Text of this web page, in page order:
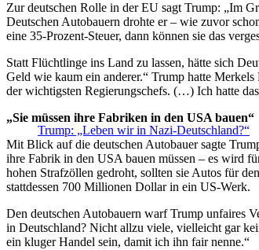
Zur deutschen Rolle in der EU sagt Trump: „Im
Deutschen Autobauern drohte er – wie zuvor
eine 35-Prozent-Steuer, dann können sie das
Statt Flüchtlinge ins Land zu lassen, hätte sich
Geld wie kaum ein anderer.“ Trump hatte
der wichtigsten Regierungschefs. (…) Ich hatte
Trump: „Leben wir in Nazi-Deutschland?“
„Sie müssen ihre Fabriken in den USA bauen“
Mit Blick auf die deutschen Autobauer sagte
ihre Fabrik in den USA bauen müssen – es wird
hohen Strafzöllen gedroht, sollten sie Autos für
stattdessen 700 Millionen Dollar in ein US-Werk.
Den deutschen Autobauern warf Trump unfaires
in Deutschland? Nicht allzu viele, vielleicht gar
ein kluger Handel sein, damit ich ihn fair nenne.“